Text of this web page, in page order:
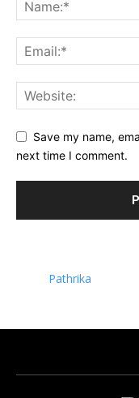
Save my name,
next time I comment.
Pathrika